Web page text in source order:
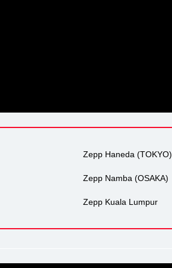
Zepp Haneda (TOKYO)
Zepp Namba (OSAKA)
Zepp Kuala Lumpur